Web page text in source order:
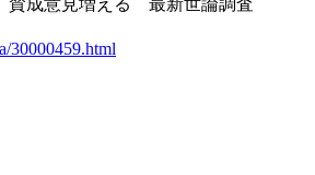
賛成意見増える 最新世論調査
30000459.html